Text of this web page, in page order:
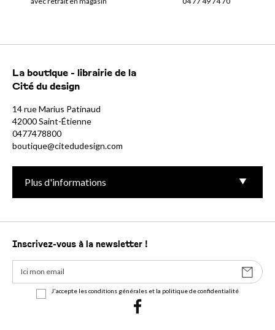
La boutique - librairie de la
Cité du design
14 rue Marius Patinaud
42000 Saint-Étienne
0477478800
boutique@citedudesign.com
Plus d'informations
Inscrivez-vous à la newsletter !
J'accepte les conditions générales et la politique de confidentialité